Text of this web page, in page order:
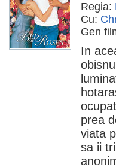
Regia:
Cu:
Gen
In
prea
viata
sa ii